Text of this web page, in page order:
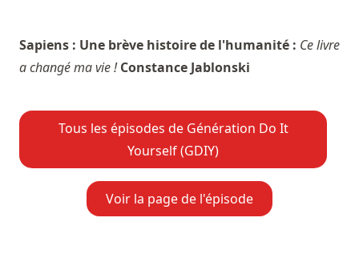
Sapiens : Une brève histoire de l'humanité : Ce livre
a changé ma vie ! Constance Jablonski
Tous les épisodes de Génération Do It
Yourself (GDIY)
Voir la page de l'épisode